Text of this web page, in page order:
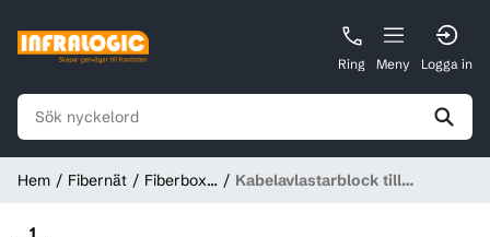
Ring Meny Logga in
Hem Fibernät
Fiberbox
Kabelavlastarblock till
1